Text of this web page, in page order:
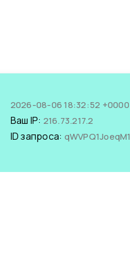
2026-08-06 18:32:52 +0000
Ваш IP: 216.73.217.2
ID запроса: qWVPQ1JoeqM1